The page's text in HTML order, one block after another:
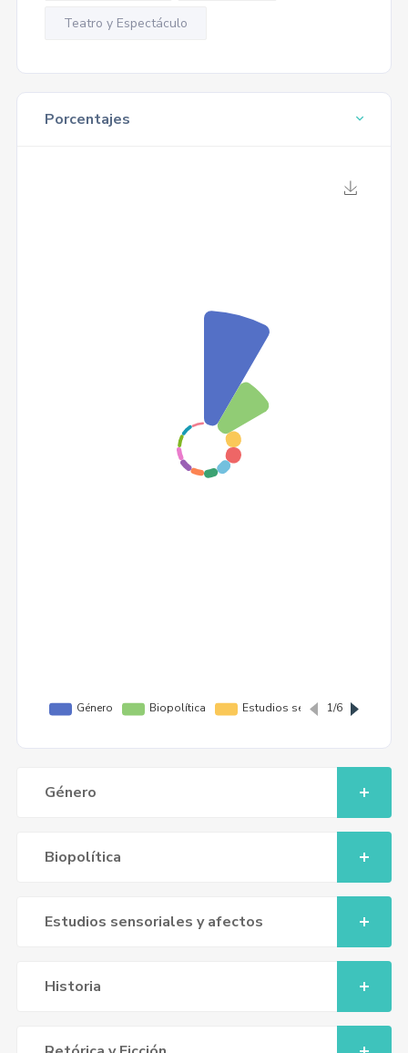
Teatro y Espectáculo
Porcentajes
Género
Biopolítica
Estudios sensoriales y afectos
Historia